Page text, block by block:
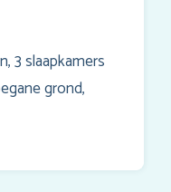
3 slaapkamers
grond,